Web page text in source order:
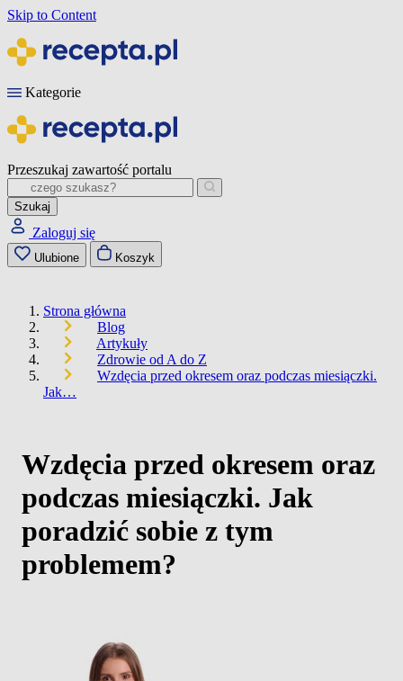
Skip to Content
Kategorie
Przeszukaj zawartość portalu
Szukaj
Zaloguj się
Ulubione Koszyk
Strona główna
Blog
Artykuły
Zdrowie od A do Z
Wzdęcia przed okresem oraz podczas miesiączki.
Jak…
Wzdęcia przed okresem oraz
podczas miesiączki. Jak
poradzić sobie z tym
problemem?